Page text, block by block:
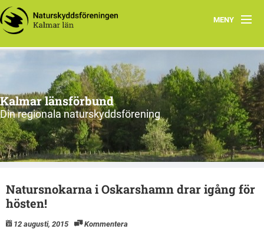
MENY
Hem
Om oss och vår förening
Styrelsen 2026
Protokoll
Natur i Kalmar län
Kalmar länsförbund
Din regionala naturskyddsförening
Natursnokarna i Oskarshamn drar igång för
hösten!
12 augusti, 2015 Kommentera